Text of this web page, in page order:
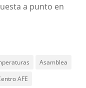
a punto en
Asamblea
AFE